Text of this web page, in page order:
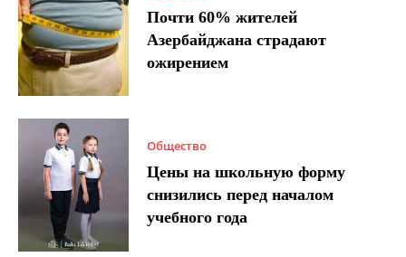
Почти 60% жителей
Азербайджана страдают
ожирением
Общество
Цены на школьную форму
снизились перед началом
учебного года